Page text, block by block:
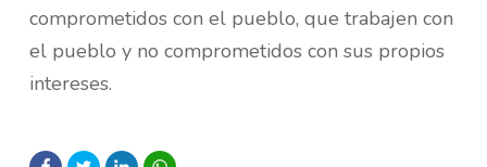
comprometidos con el pueblo, que trabajen con
el pueblo y no comprometidos con sus propios
intereses.